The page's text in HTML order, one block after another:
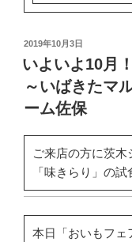
投
稿
日:
2019年10月3日
いよいよ10月
～いばきたマ
ーム佐保
ご来店の方に茨
「味きらり」の試
本日「おいもフェ